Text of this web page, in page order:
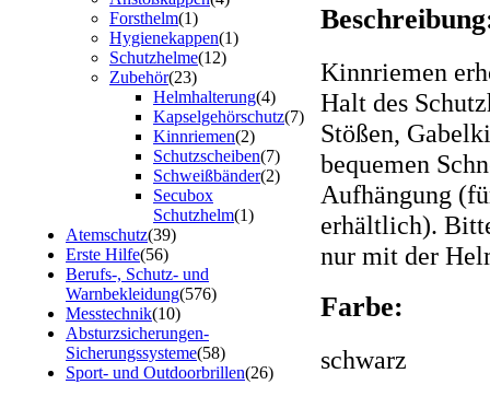
Forsthelm(1)
Hygienekappen(1)
Schutzhelme(12)
Zubehör(23)
Helmhalterung(4)
Kapselgehörschutz(7)
Kinnriemen(2)
Schutzscheiben(7)
Schweißbänder(2)
Secubox
Schutzhelm(1)
Atemschutz(39)
Erste Hilfe(56)
Berufs-, Schutz- und
Warnbekleidung(576)
Messtechnik(10)
Absturzsicherungen-
Sicherungssysteme(58)
Sport- und Outdoorbrillen(26)
Kinnriemen
Halt des
Stößen,
bequemen
Aufhängung
erhältlich).
nur mit der
Farbe:
schwarz